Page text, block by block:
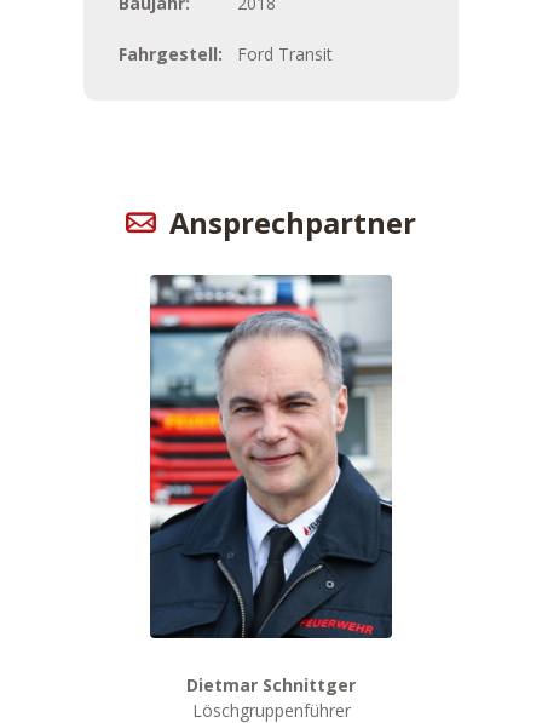
Fahrgestell: Ford Transit
Ansprechpartner
Dietmar Schnittger
Löschgruppenführer